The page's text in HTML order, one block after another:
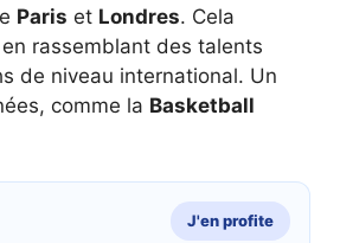
Paris et Londres. Cela
rassemblant des talents
de niveau international. Un
comme la Basketball
J'en profite